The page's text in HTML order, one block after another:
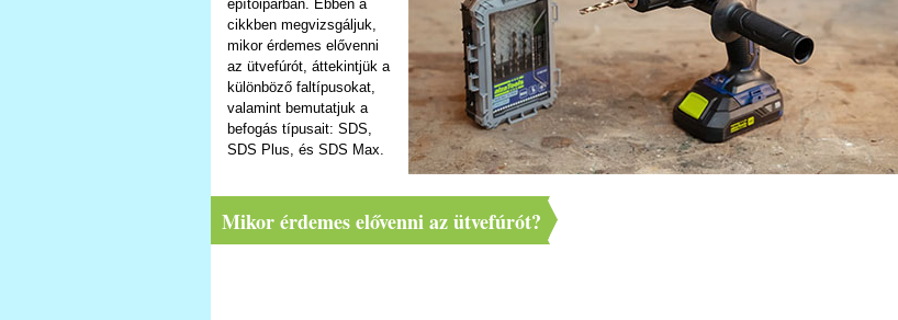
építőiparban. Ebben a
cikkben megvizsgáljuk,
mikor érdemes elővenni
az ütvefúrót, áttekintjük a
különböző faltípusokat,
valamint bemutatjuk a
befogás típusait: SDS,
SDS Plus, és SDS Max.
Mikor érdemes elővenni az ütvefúrót?